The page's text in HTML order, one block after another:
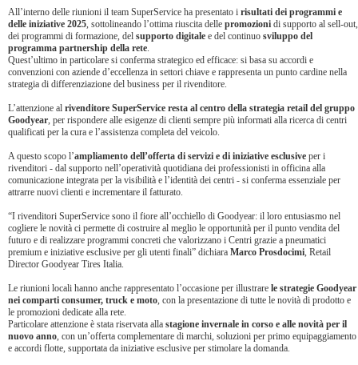
All’interno delle riunioni il team SuperService ha presentato i risultati dei programmi e
delle iniziative 2025, sottolineando l’ottima riuscita delle promozioni di supporto al sell-out,
dei programmi di formazione, del supporto digitale e del continuo sviluppo del
programma partnership della rete.
Quest’ultimo in particolare si conferma strategico ed efficace: si basa su accordi e
convenzioni con aziende d’eccellenza in settori chiave e rappresenta un punto cardine nella
strategia di differenziazione del business per il rivenditore.
L’attenzione al rivenditore SuperService resta al centro della strategia retail del gruppo
Goodyear, per rispondere alle esigenze di clienti sempre più informati alla ricerca di centri
qualificati per la cura e l’assistenza completa del veicolo.
A questo scopo l’ampliamento dell’offerta di servizi e di iniziative esclusive per i
rivenditori - dal supporto nell’operatività quotidiana dei professionisti in officina alla
comunicazione integrata per la visibilità e l’identità dei centri - si conferma essenziale per
attrarre nuovi clienti e incrementare il fatturato.
“I rivenditori SuperService sono il fiore all’occhiello di Goodyear: il loro entusiasmo nel
cogliere le novità ci permette di costruire al meglio le opportunità per il punto vendita del
futuro e di realizzare programmi concreti che valorizzano i Centri grazie a pneumatici
premium e iniziative esclusive per gli utenti finali” dichiara Marco Prosdocimi, Retail
Director Goodyear Tires Italia.
Le riunioni locali hanno anche rappresentato l’occasione per illustrare le strategie Goodyear
nei comparti consumer, truck e moto, con la presentazione di tutte le novità di prodotto e
le promozioni dedicate alla rete.
Particolare attenzione è stata riservata alla stagione invernale in corso e alle novità per il
nuovo anno, con un’offerta complementare di marchi, soluzioni per primo equipaggiamento
e accordi flotte, supportata da iniziative esclusive per stimolare la domanda.